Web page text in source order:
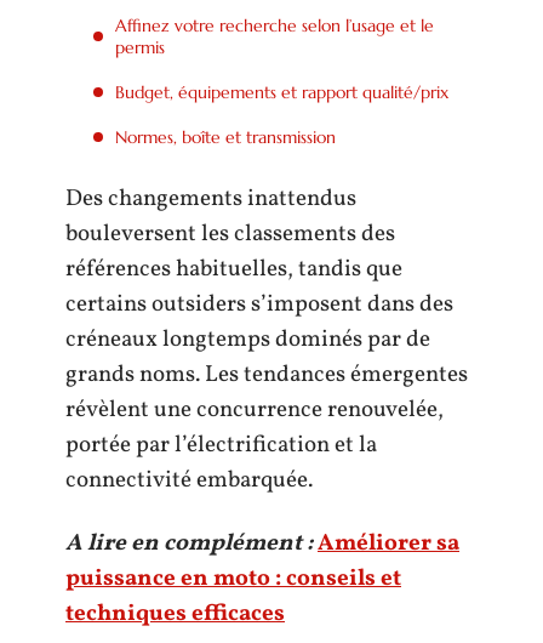
Affinez votre recherche selon l’usage et le
permis
Budget, équipements et rapport qualité/prix
Normes, boîte et transmission
Des changements inattendus
bouleversent les classements des
références habituelles, tandis que
certains outsiders s’imposent dans des
créneaux longtemps dominés par de
grands noms. Les tendances émergentes
révèlent une concurrence renouvelée,
portée par l’électrification et la
connectivité embarquée.
A lire en complément :Améliorer sa
puissance en moto : conseils et
techniques efficaces